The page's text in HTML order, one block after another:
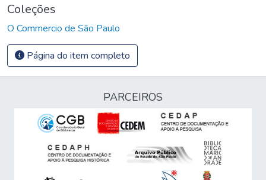
Coleções
O Commercio de São Paulo
Página do item completo
PARCEIROS